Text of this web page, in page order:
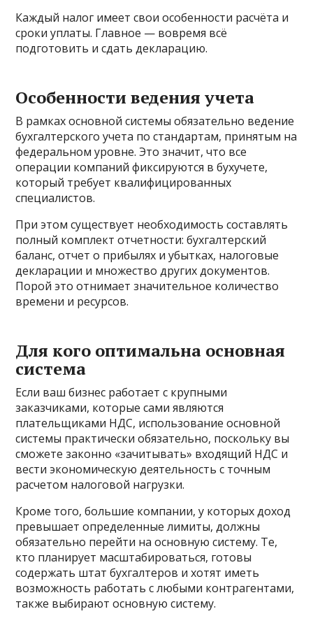
Каждый налог имеет свои особенности расчёта и
сроки уплаты. Главное — вовремя всё
подготовить и сдать декларацию.
Особенности ведения учета
В рамках основной системы обязательно ведение
бухгалтерского учета по стандартам, принятым на
федеральном уровне. Это значит, что все
операции компаний фиксируются в бухучете,
который требует квалифицированных
специалистов.
При этом существует необходимость составлять
полный комплект отчетности: бухгалтерский
баланс, отчет о прибылях и убытках, налоговые
декларации и множество других документов.
Порой это отнимает значительное количество
времени и ресурсов.
Для кого оптимальна основная
система
Если ваш бизнес работает с крупными
заказчиками, которые сами являются
плательщиками НДС, использование основной
системы практически обязательно, поскольку вы
сможете законно «зачитывать» входящий НДС и
вести экономическую деятельность с точным
расчетом налоговой нагрузки.
Кроме того, большие компании, у которых доход
превышает определенные лимиты, должны
обязательно перейти на основную систему. Те,
кто планирует масштабироваться, готовы
содержать штат бухгалтеров и хотят иметь
возможность работать с любыми контрагентами,
также выбирают основную систему.